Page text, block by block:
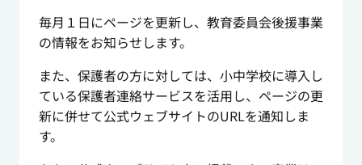
毎月１日にページを更新し、教育委員会後援事業
の情報をお知らせします。
また、保護者の方に対しては、小中学校に導入し
ている保護者連絡サービスを活用し、ページの更
新に併せて公式ウェブサイトのURLを通知しま
す。